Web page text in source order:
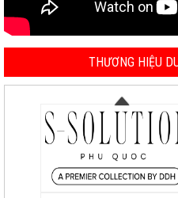
THƯƠNG HIỆU